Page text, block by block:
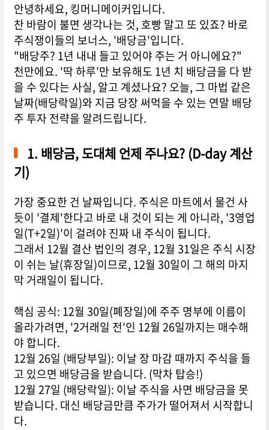
안녕하세요, 킹머니메이커입니다.
찬 바람이 불면 생각나는 것, 호빵 말고 또 있죠? 바로
주식쟁이들의 보너스, '배당금'입니다.
"배당주? 1년 내내 들고 있어야 주는 거 아니에요?"
천만에요. '딱 하루'만 보유해도 1년 치 배당금을 다 받
을 수 있다는 사실, 알고 계셨나요? 오늘, 그 마법 같은
날짜(배당락일)와 지금 당장 써먹을 수 있는 연말 배당
주 투자 전략을 알려드립니다.
1. 배당금, 도대체 언제 주나요? (D-day 계산
기)
가장 중요한 건 날짜입니다. 주식은 마트에서 물건 사
듯이 '결제'한다고 바로 내 것이 되는 게 아니라, '3영업
일(T+2일)'이 걸려야 진짜 내 주식이 됩니다.
그래서 12월 결산 법인의 경우, 12월 31일은 주식 시장
이 쉬는 날(휴장일)이므로, 12월 30일이 그 해의 마지
막 거래일이 됩니다.
핵심 공식: 12월 30일(폐장일)에 주주 명부에 이름이
올라가려면, '2거래일 전'인 12월 26일까지는 매수해
야 합니다.
12월 26일 (배당부일): 이날 장 마감 때까지 주식을 들
고 있으면 배당금을 받습니다. (막차 탑승!)
12월 27일 (배당락일): 이날 주식을 사면 배당금을 못
받습니다. 대신 배당금만큼 주가가 떨어져서 시작합니
다.